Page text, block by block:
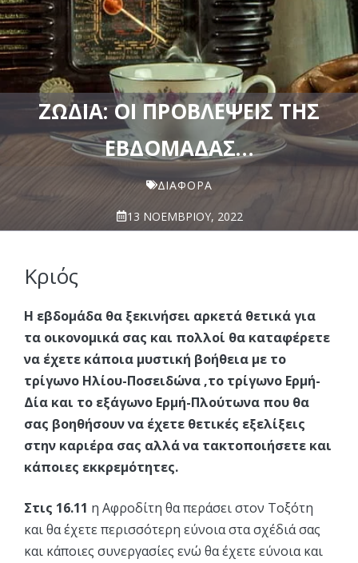
ΖΏΔΙΑ: ΟΙ ΠΡΟΒΛΈΨΕΙΣ ΤΗΣ
ΕΒΔΟΜΆΔΑΣ…
ΔΙΆΦΟΡΑ
13 ΝΟΕΜΒΡΊΟΥ, 2022
Κριός
Η εβδομάδα θα ξεκινήσει αρκετά θετικά για
τα οικονομικά σας και πολλοί θα καταφέρετε
να έχετε κάποια μυστική βοήθεια με το
τρίγωνο Ηλίου-Ποσειδώνα ,το τρίγωνο Ερμή-
Δία και το εξάγωνο Ερμή-Πλούτωνα που θα
σας βοηθήσουν να έχετε θετικές εξελίξεις
στην καριέρα σας αλλά να τακτοποιήσετε και
κάποιες εκκρεμότητες.
Στις 16.11 η Αφροδίτη θα περάσει στον Τοξότη
και θα έχετε περισσότερη εύνοια στα σχέδιά σας
και κάποιες συνεργασίες ενώ θα έχετε εύνοια και